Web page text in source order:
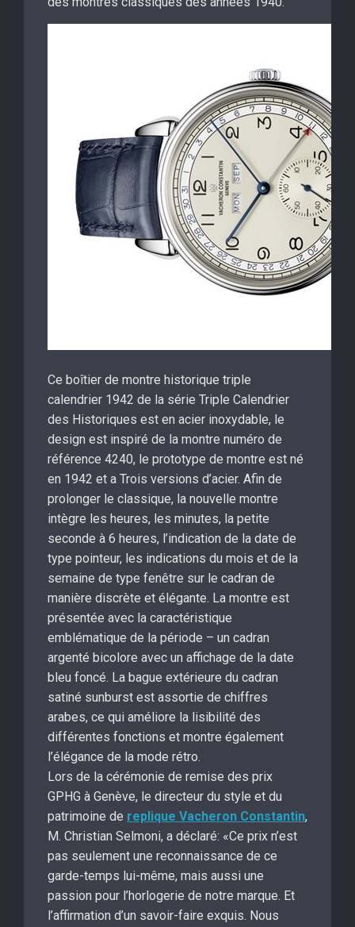
Ce boîtier de montre historique triple
calendrier 1942 de la série Triple Calendrier
des Historiques est en acier inoxydable, le
design est inspiré de la montre numéro de
référence 4240, le prototype de montre est né
en 1942 et a Trois versions d’acier. Afin de
prolonger le classique, la nouvelle montre
intègre les heures, les minutes, la petite
seconde à 6 heures, l’indication de la date de
type pointeur, les indications du mois et de la
semaine de type fenêtre sur le cadran de
manière discrète et élégante. La montre est
présentée avec la caractéristique
emblématique de la période – un cadran
argenté bicolore avec un affichage de la date
bleu foncé. La bague extérieure du cadran
satiné sunburst est assortie de chiffres
arabes, ce qui améliore la lisibilité des
différentes fonctions et montre également
l’élégance de la mode rétro.
Lors de la cérémonie de remise des prix
GPHG à Genève, le directeur du style et du
patrimoine de replique Vacheron Constantin,
M. Christian Selmoni, a déclaré: «Ce prix n’est
pas seulement une reconnaissance de ce
garde-temps lui-même, mais aussi une
passion pour l’horlogerie de notre marque. Et
l’affirmation d’un savoir-faire exquis. Nous